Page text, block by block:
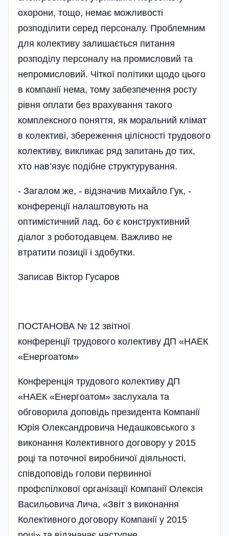
охорони, тощо, немає можливості
розподілити серед персоналу. Проблемним
для колективу залишається питання
розподілу персоналу на промисловий та
непромисловий. Чіткої політики щодо цього
в компанії нема, тому забезпечення росту
рівня оплати без врахування такого
комплексного поняття, як моральний клімат
в колективі, збереження цілісності трудового
колективу, викликає ряд запитань до тих,
хто нав’язує поді­бне структурування.
- Загалом же, - відзначив Михайло Гук, -
конференції налаштовують на
оптимістичний лад, бо є конструктивний
діалог з роботодавцем. Важливо не
втратити позиції і здобутки.
Записав Віктор Гусаров
ПОСТАНОВА № 12 звітної
конференції трудового колективу ДП «НАЕК
«Енергоатом»
Конференція трудового колективу ДП
«НАЕК «Енергоатом» заслухала та
обговорила доповідь президента Компанії
Юрія Олександровича Недашковського з
виконання Колективного договору у 2015
році та поточної виробничої діяльності,
співдоповідь голови первинної
профспілкової організації Компанії Олексія
Васильовича Лича, «Звіт з виконання
Колективного договору Компанії у 2015